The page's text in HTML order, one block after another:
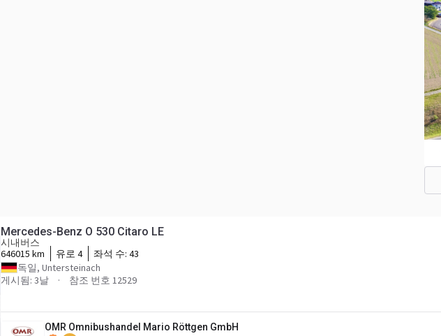
Mercedes-Benz O 530 Citaro LE
시내버스
646015 km
유로 4 좌석 수: 43
독일, Untersteinach
게시됨: 3날
참조 번호 12529
OMR Omnibushandel Mario Röttgen GmbH